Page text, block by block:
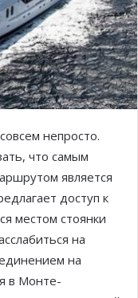
непросто.
что самым
является
доступ к
местом стоянки
на
на
в Монте-